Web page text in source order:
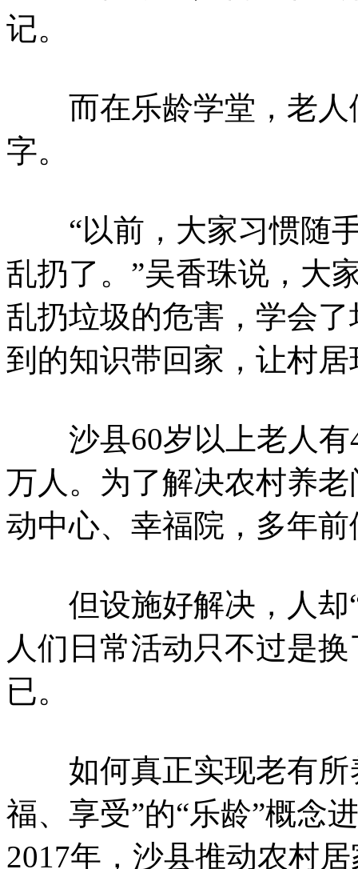
记。
而在乐龄学堂，老人
字。
“以前，大家习惯随手
乱扔了。”吴香珠说，大
乱扔垃圾的危害，学会
到的知识带回家，让村
沙县60岁以上老人有
万人。为了解决农村养
动中心、幸福院，多年
但设施好解决，人却
人们日常活动只不过是
已。
如何真正实现老有所
福、享受”的“乐龄”概念
2017年，沙县推动农村